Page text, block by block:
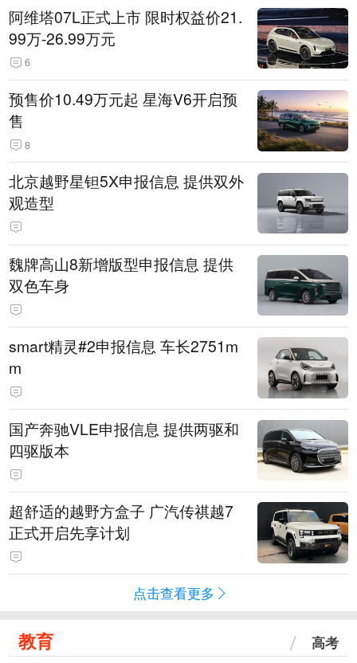
阿维塔07L正式上市 限时权益价21.
99万-26.99万元
6
预售价10.49万元起 星海V6开启预
售
8
北京越野星钽5X申报信息 提供双外
观造型
魏牌高山8新增版型申报信息 提供
双色车身
smart精灵#2申报信息 车长2751m
m
国产奔驰VLE申报信息 提供两驱和
四驱版本
超舒适的越野方盒子 广汽传祺越7
正式开启先享计划
点击查看更多
教育 高考